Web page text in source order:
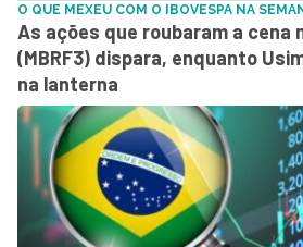
O QUE MEXEU COM O IBOVESPA NA
As ações que roubaram a cena
(MBRF3) dispara, enquanto
na lanterna